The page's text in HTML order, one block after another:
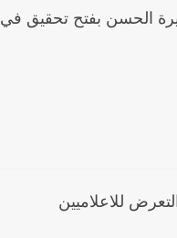
الحسن بفتح تحقيق في
للاعلاميين